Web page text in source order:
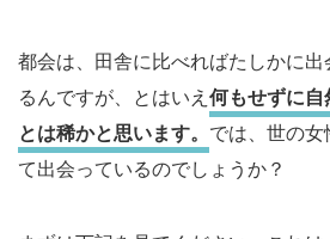
都会は、田舎に比べればたしかに
るんですが、とはいえ 何もせずに自
とは稀かと思います。 では、世の女
て出会っているのでしょうか？